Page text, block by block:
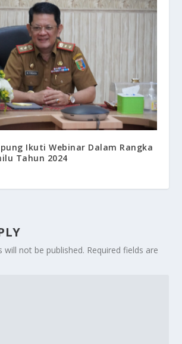
Ikuti Webinar Dalam Rangka
Tahun 2024
will not be published. Required fields are